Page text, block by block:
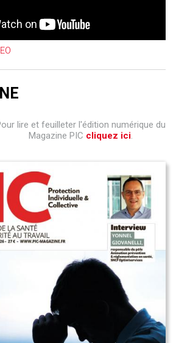
lire et feuilleter l'édition numérique du
Magazine PIC cliquez ici.